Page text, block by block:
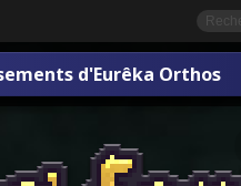
d'Eurêka Orthos